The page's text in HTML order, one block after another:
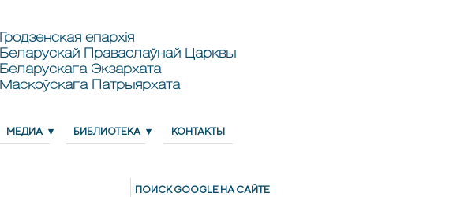
Гродзенская епархія
Беларускай Праваслаўнай Царквы
Беларускага Экзархата
Маскоўскага Патрыярхата
МЕДИА БИБЛИОТЕКА КОНТАКТЫ
ПОИСК GOОGLE НА САЙТЕ